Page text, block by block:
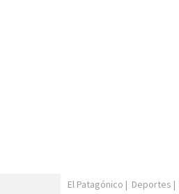
El Patagónico | Deportes |